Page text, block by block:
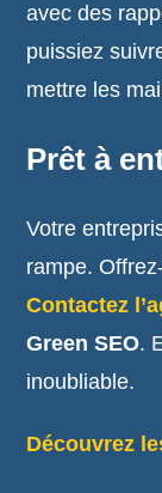
avec des
puissiez
mettre les
Prêt à
Votre
rampe.
Contactez
Green SEO.
inoubliable.
Découvrez